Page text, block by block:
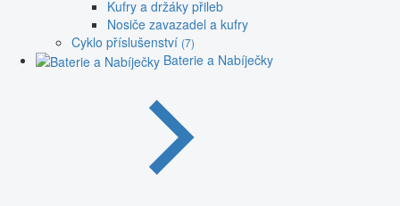
Kufry a držáky přileb
Nosiče zavazadel a kufry
Cyklo příslušenství (7)
Baterie a Nabíječky